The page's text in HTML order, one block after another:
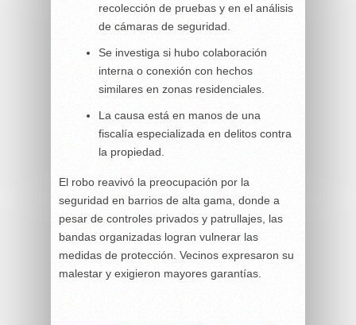
recolección de pruebas y en el análisis
de cámaras de seguridad.
Se investiga si hubo colaboración
interna o conexión con hechos
similares en zonas residenciales.
La causa está en manos de una
fiscalía especializada en delitos contra
la propiedad.
El robo reavivó la preocupación por la
seguridad en barrios de alta gama, donde a
pesar de controles privados y patrullajes, las
bandas organizadas logran vulnerar las
medidas de protección. Vecinos expresaron su
malestar y exigieron mayores garantías.